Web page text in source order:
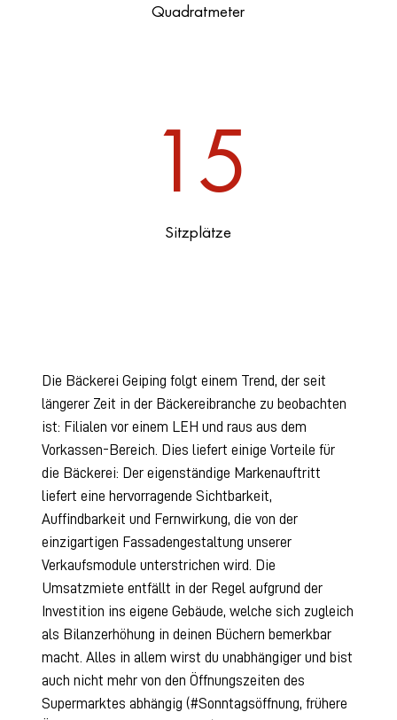
Quadratmeter
15
Sitzplätze
Die Bäckerei Geiping folgt einem Trend, der seit
längerer Zeit in der Bäckereibranche zu beobachten
ist: Filialen vor einem LEH und raus aus dem
Vorkassen-Bereich. Dies liefert einige Vorteile für
die Bäckerei: Der eigenständige Markenauftritt
liefert eine hervorragende Sichtbarkeit,
Auffindbarkeit und Fernwirkung, die von der
einzigartigen Fassadengestaltung unserer
Verkaufsmodule unterstrichen wird. Die
Umsatzmiete entfällt in der Regel aufgrund der
Investition ins eigene Gebäude, welche sich zugleich
als Bilanzerhöhung in deinen Büchern bemerkbar
macht. Alles in allem wirst du unabhängiger und bist
auch nicht mehr von den Öffnungszeiten des
Supermarktes abhängig (#Sonntagsöffnung, frühere